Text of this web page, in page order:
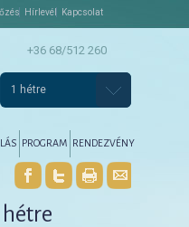
Hírlevél
Kapcsolat
+36 68/512 260
1 hétre
tartalomra
tartalomra
PROGRAM RENDEZVÉNY
hétre